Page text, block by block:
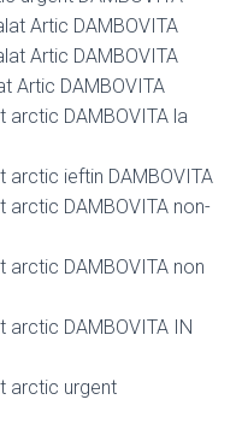
Artic DAMBOVITA
Artic DAMBOVITA
Artic DAMBOVITA
arctic DAMBOVITA la
arctic ieftin DAMBOVITA
DAMBOVITA non-
DAMBOVITA non
arctic DAMBOVITA IN
arctic urgent